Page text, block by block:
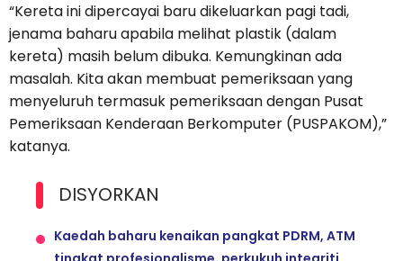
“Kereta ini dipercayai baru dikeluarkan pagi tadi,
jenama baharu apabila melihat plastik (dalam
kereta) masih belum dibuka. Kemungkinan ada
masalah. Kita akan membuat pemeriksaan yang
menyeluruh termasuk pemeriksaan dengan Pusat
Pemeriksaan Kenderaan Berkomputer (PUSPAKOM),”
katanya.
DISYORKAN
Kaedah baharu kenaikan pangkat PDRM, ATM